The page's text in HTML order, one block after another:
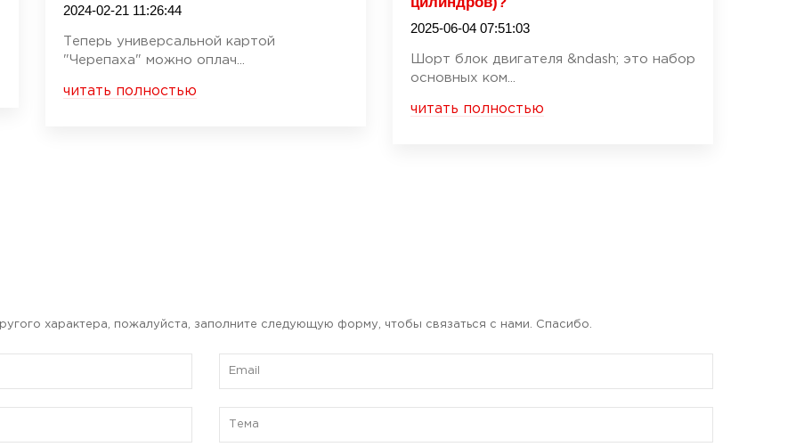
2024-02-21 11:26:44
Теперь универсальной картой
"Черепаха" можно оплач...
читать полностью
2025-06-04 07:51:03
Шорт блок двигателя &ndash; это набор
основных ком...
читать полностью
характера, пожалуйста, заполните следующую форму, чтобы связаться с нами. Спасибо.